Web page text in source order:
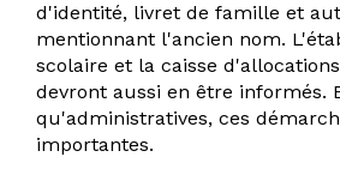
d'identité, livret de famille et
mentionnant l'ancien nom.
scolaire et la caisse
devront aussi en être informés.
qu'administratives, ces
importantes.